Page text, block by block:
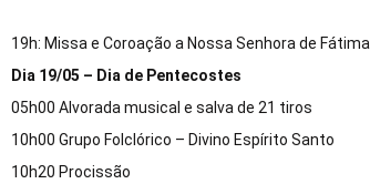
19h: Missa e Coroação a Nossa Senhora de Fátima
Dia 19/05 – Dia de Pentecostes
05h00 Alvorada musical e salva de 21 tiros
10h00 Grupo Folclórico – Divino Espírito Santo
10h20 Procissão